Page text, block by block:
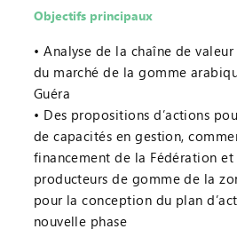
Objectifs principaux
Analyse de la chaîne de
du marché de la gomme
Guéra
Des propositions d’actions
de capacités en gestion,
financement de la Fédération et
producteurs de gomme de la
pour la conception du plan
nouvelle phase